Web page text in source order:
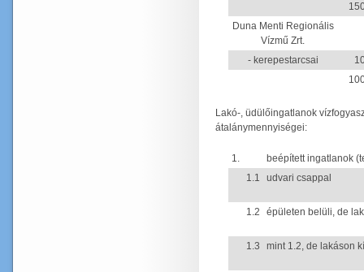
Duna Menti Regionális
Vízmű Zrt.
- kerepestarcsai
Lakó-, üdülőingatlanok
átalánymennyiségei:
1.
beépített ingatlanok
1.1
udvari csappal
1.2 épületen belüli, de
1.3 mint 1.2, de lakáson